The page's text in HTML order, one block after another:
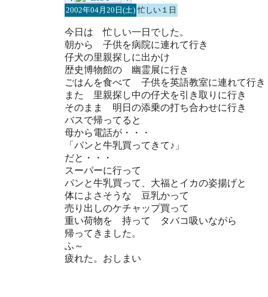
2002年04月20日(土) 忙しい１日
今日は 忙しい一日でした。
朝から 子供を病院に連れて行き
仔犬の里親探しに出かけ
歴史博物館の 幽霊展に行き
ごはんを食べて 子供を英語教室に連れて行き
また 里親探し中の仔犬を引き取りに行き
そのまま 明日の添乗の打ち合わせに行き
バスで帰ってると
母から電話が・・・
「パンと牛乳買ってきて♪」
だと・・・
スーパーに行って
パンと牛乳買って、大福とイカの姿揚げと
体によさそうな 豆乳かって
売り出しのケチャップ買って
重い荷物を 持って タバコ吸いながら
帰ってきました。
ふ～
疲れた。おしまい